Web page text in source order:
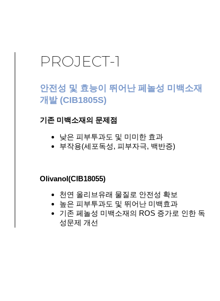
PROJECT-1
안전성 및 효능이 뛰어난 페놀성 미백소재
개발 (CIB1805S)
기존 미백소재의 문제점
낮은 피부투과도 및 미미한 효과
부작용(세포독성, 피부자극, 백반증)
Olivanol(CIB18055)
천연 올리브유래 물질로 안전성 확보
높은 피부투과도 및 뛰어난 미백효과
기존 페놀성 미백소재의 ROS 증가로 인한 독
성문제 개선